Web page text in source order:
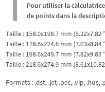
Pour utiliser la
de points dans la
Taille : 158.0x198.7 mm (6.22x7.82
Taille : 178.6x224.6 mm (7.03x8.84
Taille : 198.6x249.7 mm (7.82x9.83
Taille : 218.6x274.9 mm
Formats : .dst, .jef, .pec, .vip, .hus,